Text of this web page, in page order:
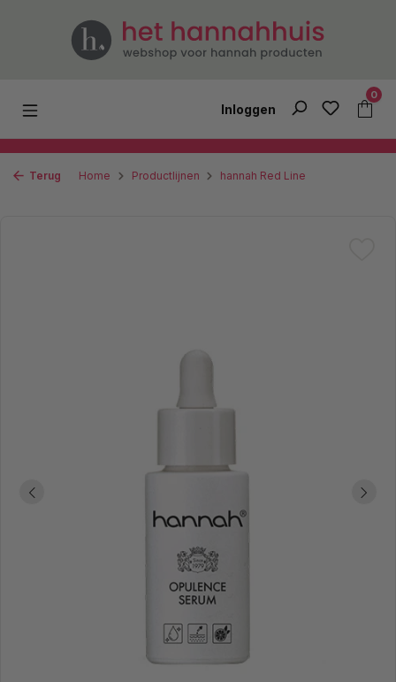
Ga naar de hoofdinhoud
Inloggen
0
Terug Home Productlijnen hannah Red Line